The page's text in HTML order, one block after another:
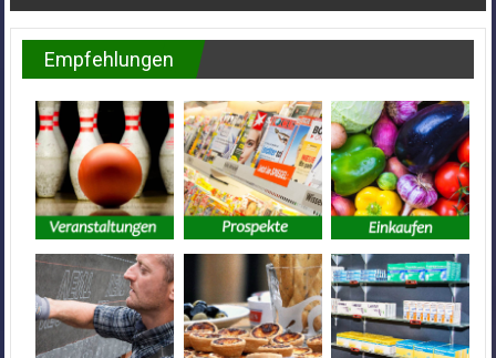
Empfehlungen